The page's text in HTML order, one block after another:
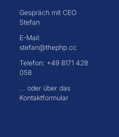
Gespräch mit CEO
Stefan
E-Mail:
stefan@thephp.cc
Telefon: +49 8171 428
058
... oder über das
Kontaktformular